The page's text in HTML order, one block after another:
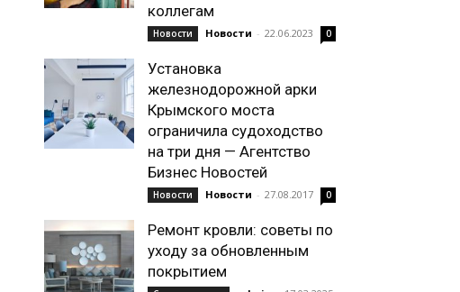
коллегам
Новости Новости - 22.06.2023 0
Установка
железнодорожной арки
Крымского моста
ограничила судоходство
на три дня — Агентство
Бизнес Новостей
Новости Новости - 27.08.2017 0
Ремонт кровли: советы по
уходу за обновленным
покрытием